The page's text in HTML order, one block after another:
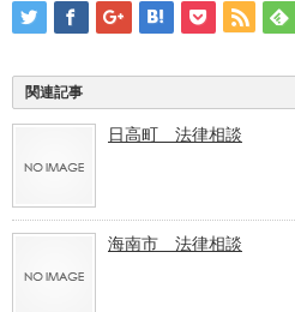
関連記事
日高町 法律相談
海南市 法律相談